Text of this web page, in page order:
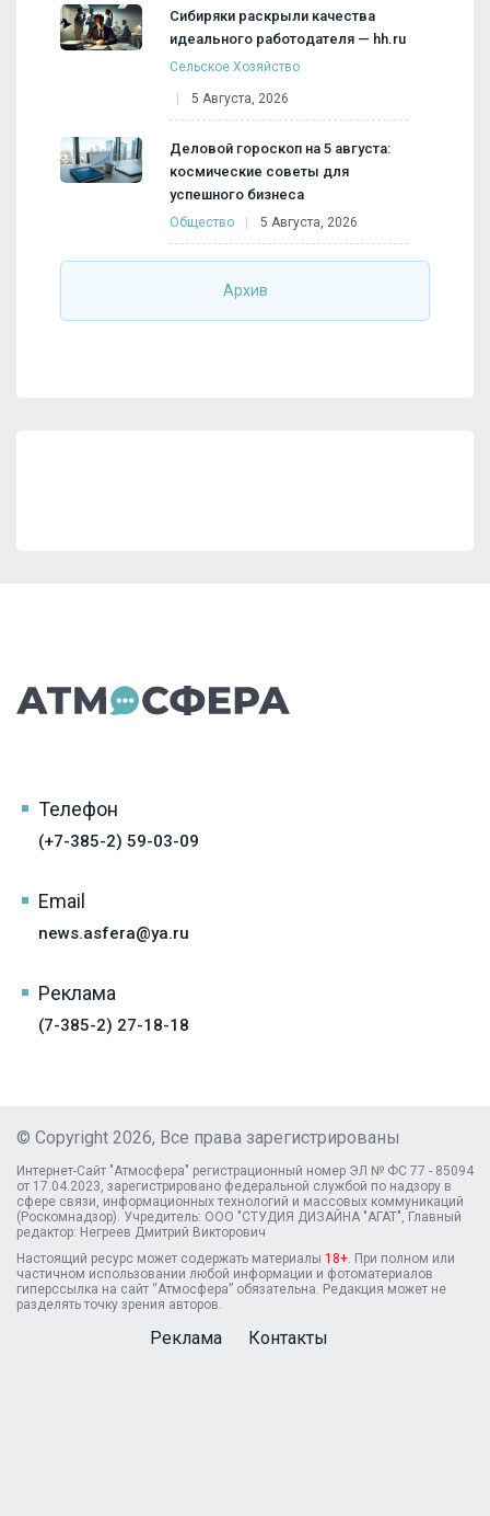
Сибиряки раскрыли качества
идеального работодателя — hh.ru
Сельское Хозяйство
5 Августа, 2026
Деловой гороскоп на 5 августа:
космические советы для
успешного бизнеса
Общество 5 Августа, 2026
Архив
Телефон
(+7-385-2) 59-03-09
Email
news.asfera@ya.ru
Реклама
(7-385-2) 27-18-18
© Copyright 2026, Все права зарегистрированы
Интернет-Сайт "Атмосфера" регистрационный номер ЭЛ № ФС 77 - 85094
от 17.04.2023, зарегистрировано федеральной службой по надзору в
сфере связи, информационных технологий и массовых коммуникаций
(Роскомнадзор). Учредитель: ООО "СТУДИЯ ДИЗАЙНА "АГАТ", Главный
редактор: Негреев Дмитрий Викторович
Настоящий ресурс может содержать материалы 18+ . При полном или
частичном использовании любой информации и фотоматериалов
гиперссылка на сайт “Атмосфера” обязательна. Редакция может не
разделять точку зрения авторов.
Реклама Контакты